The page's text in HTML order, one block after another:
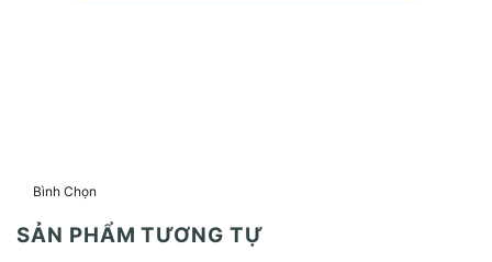
Bình Chọn
SẢN PHẨM TƯƠNG TỰ